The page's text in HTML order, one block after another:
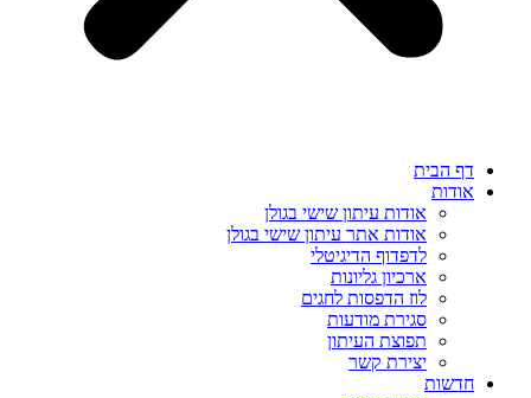
דף הבית
אודות
אודות עיתון שישי בגולן
אודות אתר עיתון שישי בגולן
לדפדוף הדיגיטלי
ארכיון גליונות
לוז הדפסות לחגים
סגירת מודעות
תפוצת העיתון
יצירת קשר
חדשות